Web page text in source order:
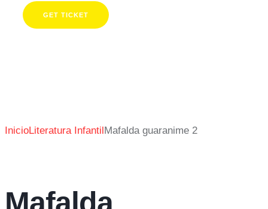
GET TICKET
InicioLiteratura InfantilMafalda guaranime 2
Mafalda